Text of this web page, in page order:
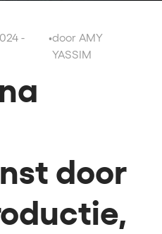
-
•door AMY
YASSIM
door